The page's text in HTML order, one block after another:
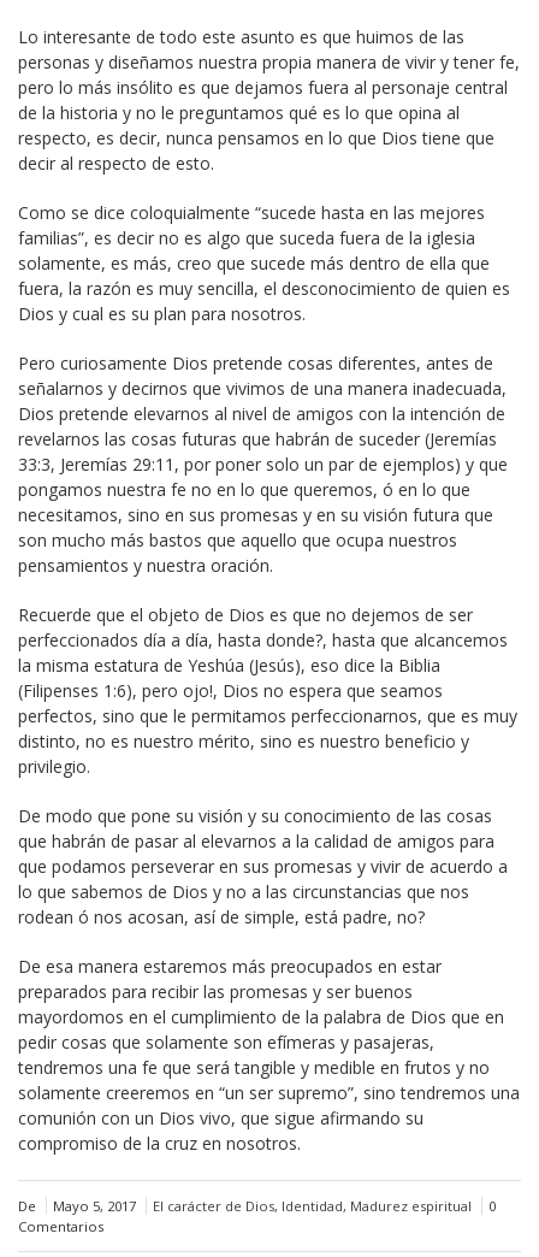
Lo interesante de todo este asunto es que huimos de las
personas y diseñamos nuestra propia manera de vivir y tener fe,
pero lo más insólito es que dejamos fuera al personaje central
de la historia y no le preguntamos qué es lo que opina al
respecto, es decir, nunca pensamos en lo que Dios tiene que
decir al respecto de esto.
Como se dice coloquialmente “sucede hasta en las mejores
familias”, es decir no es algo que suceda fuera de la iglesia
solamente, es más, creo que sucede más dentro de ella que
fuera, la razón es muy sencilla, el desconocimiento de quien es
Dios y cual es su plan para nosotros.
Pero curiosamente Dios pretende cosas diferentes, antes de
señalarnos y decirnos que vivimos de una manera inadecuada,
Dios pretende elevarnos al nivel de amigos con la intención de
revelarnos las cosas futuras que habrán de suceder (Jeremías
33:3, Jeremías 29:11, por poner solo un par de ejemplos) y que
pongamos nuestra fe no en lo que queremos, ó en lo que
necesitamos, sino en sus promesas y en su visión futura que
son mucho más bastos que aquello que ocupa nuestros
pensamientos y nuestra oración.
Recuerde que el objeto de Dios es que no dejemos de ser
perfeccionados día a día, hasta donde?, hasta que alcancemos
la misma estatura de Yeshúa (Jesús), eso dice la Biblia
(Filipenses 1:6), pero ojo!, Dios no espera que seamos
perfectos, sino que le permitamos perfeccionarnos, que es muy
distinto, no es nuestro mérito, sino es nuestro beneficio y
privilegio.
De modo que pone su visión y su conocimiento de las cosas
que habrán de pasar al elevarnos a la calidad de amigos para
que podamos perseverar en sus promesas y vivir de acuerdo a
lo que sabemos de Dios y no a las circunstancias que nos
rodean ó nos acosan, así de simple, está padre, no?
De esa manera estaremos más preocupados en estar
preparados para recibir las promesas y ser buenos
mayordomos en el cumplimiento de la palabra de Dios que en
pedir cosas que solamente son efímeras y pasajeras,
tendremos una fe que será tangible y medible en frutos y no
solamente creeremos en “un ser supremo”, sino tendremos una
comunión con un Dios vivo, que sigue afirmando su
compromiso de la cruz en nosotros.
De Mayo 5, 2017 El carácter de Dios, Identidad, Madurez espiritual
0
Comentarios